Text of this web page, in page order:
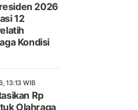
2026
12
Kondisi
13:13 WIB
Rp
Olahraga